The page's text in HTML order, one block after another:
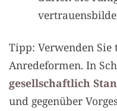
Tipp: Verwenden
Anredeformen. In
gesellschaftlich
und gegenüber